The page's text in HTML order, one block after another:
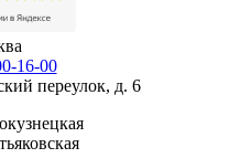
16-00
переулок, д. 6